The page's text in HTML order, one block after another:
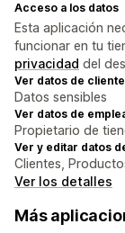
Acceso a los datos
Esta aplicación
funcionar en tu
privacidad del
Ver datos de
Datos sensibles
Ver datos de
Propietario de
Ver y editar datos
Clientes,
Ver los detalles
Más